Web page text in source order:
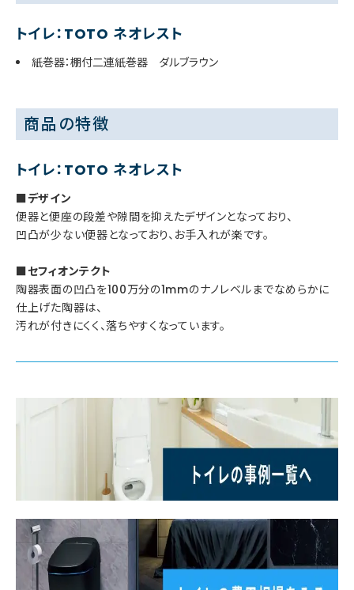
トイレ：TOTO ネオレスト
紙巻器：棚付二連紙巻器 ダルブラウン
商品の特徴
トイレ：TOTO ネオレスト
■デザイン
便器と便座の段差や隙間を抑えたデザインとなっており、
凹凸が少ない便器となっており、お手入れが楽です。
■セフィオンテクト
陶器表面の凹凸を100万分の1mmのナノレベルまでなめらかに
仕上げた陶器は、
汚れが付きにくく、落ちやすくなっています。